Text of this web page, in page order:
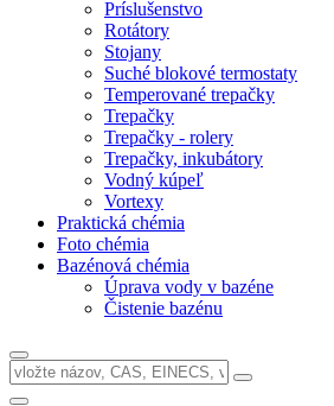
Príslušenstvo
Rotátory
Stojany
Suché blokové termostaty
Temperované trepačky
Trepačky
Trepačky - rolery
Trepačky, inkubátory
Vodný kúpeľ
Vortexy
Praktická chémia
Foto chémia
Bazénová chémia
Úprava vody v bazéne
Čistenie bazénu